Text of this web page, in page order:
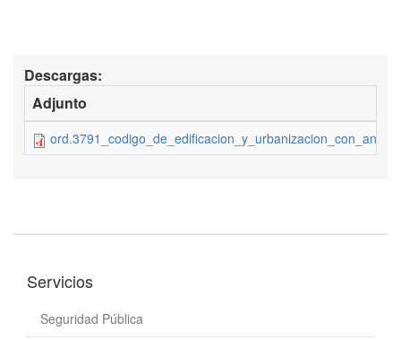
Descargas:
Adjunto
Servicios
Seguridad Pública